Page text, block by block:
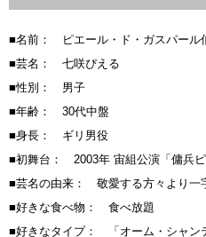
■名前： ピエール・ド・ガスパール
■芸名： 七咲ぴえる
■性別： 男子
■年齢： 30代中盤
■身長： ギリ男役
■初舞台： 2003年 宙組公演「傭兵ピ
■芸名の由来： 敬愛する方々より一
■好きな食べ物： 食べ放題
■好きなタイプ： 「オーム・シャン